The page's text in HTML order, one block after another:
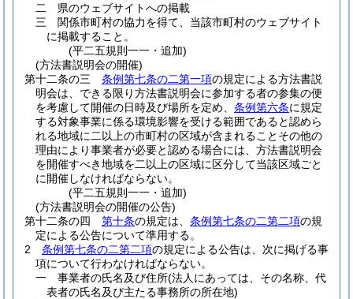
二
県のウェブサイトへの掲載
三
関係市町村の協力を得て、当該市町村のウェブサイト
に掲載すること。
(平二五規則一一・追加)
(方法書説明会の開催)
第十二条の三
条例第七条の二第一項の規定による方法書説
明会は、できる限り方法書説明会に参加する者の参集の便
を考慮して開催の日時及び場所を定め、 条例第六条に規定
する対象事業に係る環境影響を受ける範囲であると認めら
れる地域に二以上の市町村の区域が含まれることその他の
理由により事業者が必要と認める場合には、方法書説明会
を開催すべき地域を二以上の区域に区分して当該区域ごと
に開催しなければならない。
(平二五規則一一・追加)
(方法書説明会の開催の公告)
第十二条の四
第十条の規定は、 条例第七条の二第二項の規
定による公告について準用する。
2
条例第七条の二第二項の規定による公告は、次に掲げる事
項について行わなければならない。
一
事業者の氏名及び住所(法人にあっては、その名称、代
表者の氏名及び主たる事務所の所在地)